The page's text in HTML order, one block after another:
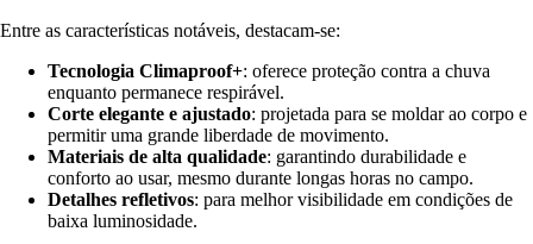
Entre as características notáveis, destacam-se:
Tecnologia Climaproof+: oferece proteção contra a chuva
enquanto permanece respirável.
Corte elegante e ajustado: projetada para se moldar ao corpo e
permitir uma grande liberdade de movimento.
Materiais de alta qualidade: garantindo durabilidade e
conforto ao usar, mesmo durante longas horas no campo.
Detalhes refletivos: para melhor visibilidade em condições de
baixa luminosidade.